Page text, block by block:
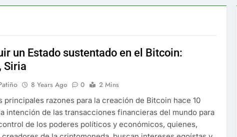
un Estado sustentado en el Bitcoin:
Siria
8 Years Ago 0
2 Mins
principales razones para la creación de Bitcoin hace 10
intención de las transacciones financieras del mundo para
de los poderes políticos y económicos, quienes,